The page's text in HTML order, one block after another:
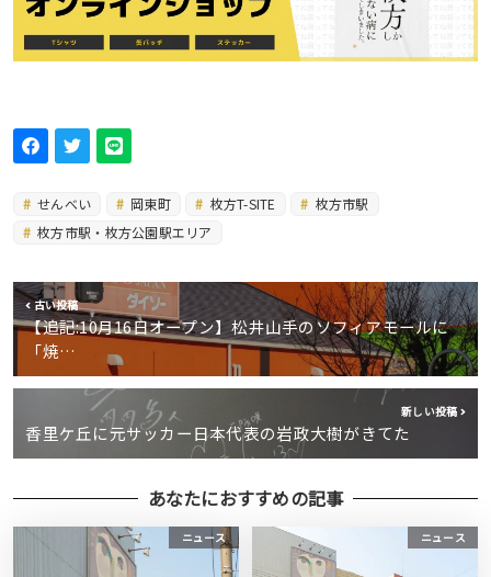
せんべい 岡東町 枚方T-SITE
枚方市駅
枚方市駅・枚方公園駅エリア
古い投稿
【追記:10月16日オープン】松井山手のソフィアモールに
「焼…
新しい投稿
香里ケ丘に元サッカー日本代表の岩政大樹がきてた
あなたにおすすめの記事
ニュース ニュース